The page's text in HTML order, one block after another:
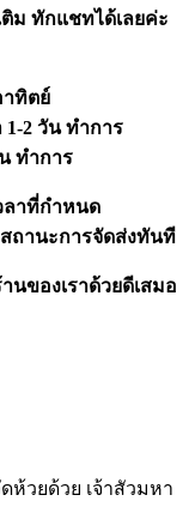
ม ทักแชทได้เลยค่ะ
ทิตย์
2 วัน ทำการ
ทำการ
ลาที่กำหนด
ถานะการจัดส่งทันที
ของเราด้วยดีเสมอ
วยด้วย เจ้าสัวมหา